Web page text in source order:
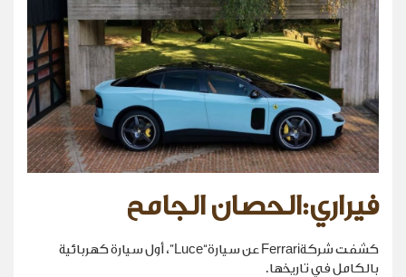
فيراري:الحصان الجامح
كشفت شركةFerrari عن سيارة“Luce”، أول سيارة كهربائية
بالكامل في تاريخها.